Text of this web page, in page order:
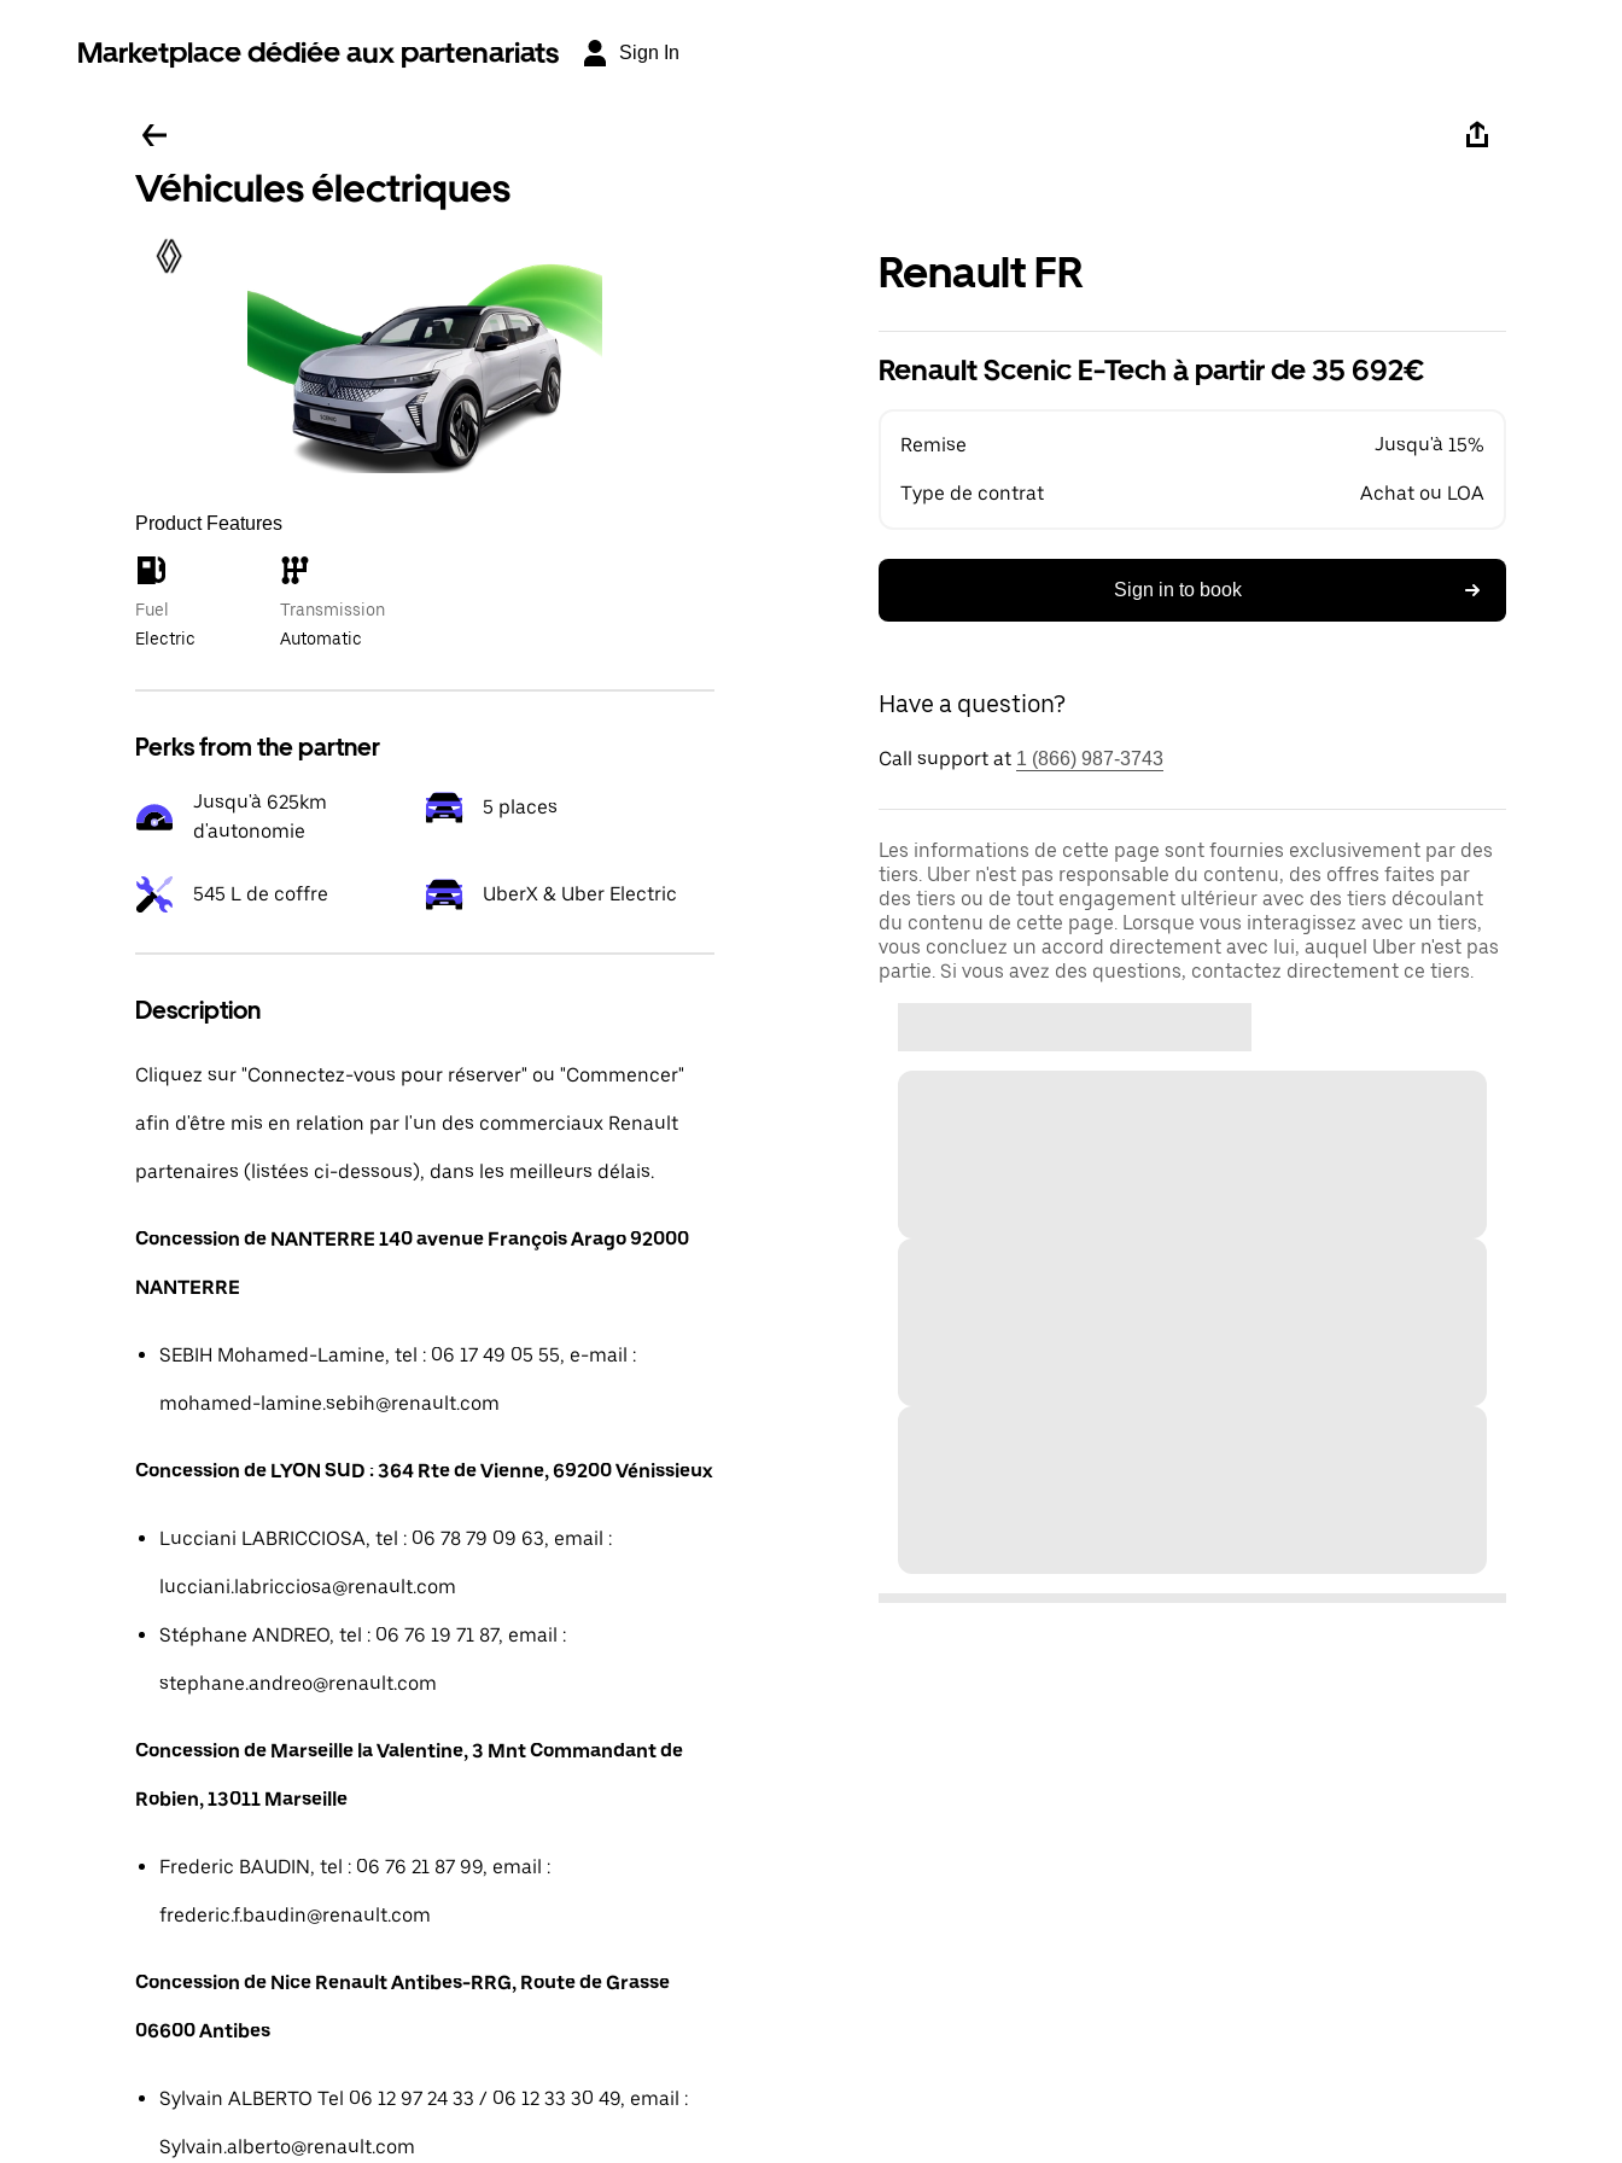
Marketplace dédiée aux partenariats Sign In
Véhicules électriques
Product Features
Fuel
Electric
Transmission
Automatic
Perks from the partner
Jusqu'à 625km
d'autonomie
5 places
545 L de coffre UberX & Uber Electric
Description
Cliquez sur "Connectez-vous pour réserver" ou "Commencer"
afin d'être mis en relation par l'un des commerciaux Renault
partenaires (listées ci-dessous), dans les meilleurs délais.
Concession de NANTERRE 140 avenue François Arago 92000
NANTERRE
SEBIH Mohamed-Lamine, tel : 06 17 49 05 55, e-mail :
mohamed-lamine.sebih@renault.com
Concession de LYON SUD : 364 Rte de Vienne, 69200 Vénissieux
Lucciani LABRICCIOSA, tel : 06 78 79 09 63, email :
lucciani.labricciosa@renault.com
Stéphane ANDREO, tel : 06 76 19 71 87, email :
stephane.andreo@renault.com
Concession de Marseille la Valentine, 3 Mnt Commandant de
Robien, 13011 Marseille
Frederic BAUDIN, tel : 06 76 21 87 99, email :
frederic.f.baudin@renault.com
Concession de Nice Renault Antibes-RRG, Route de Grasse
06600 Antibes
Sylvain ALBERTO Tel 06 12 97 24 33 / 06 12 33 30 49, email :
Sylvain.alberto@renault.com
Renault FR
Renault Scenic E-Tech à partir de 35 692€
Remise Jusqu'à 15%
Type de contrat Achat ou LOA
Sign in to book
Have a question?
Call support at 1 (866) 987-3743
Les informations de cette page sont fournies exclusivement par des
tiers. Uber n'est pas responsable du contenu, des offres faites par
des tiers ou de tout engagement ultérieur avec des tiers découlant
du contenu de cette page. Lorsque vous interagissez avec un tiers,
vous concluez un accord directement avec lui, auquel Uber n'est pas
partie. Si vous avez des questions, contactez directement ce tiers.